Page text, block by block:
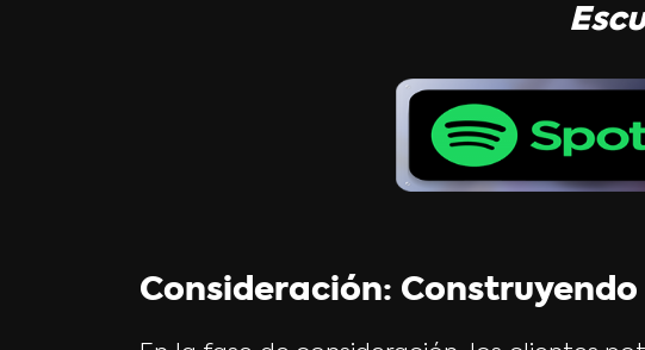
Consideración: